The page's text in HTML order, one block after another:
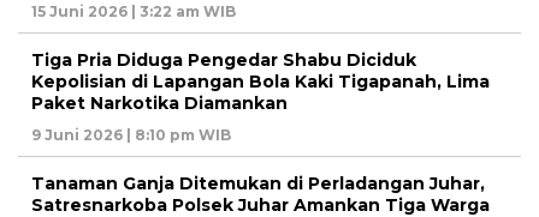
15 Juni 2026 | 3:22 am WIB
Tiga Pria Diduga Pengedar Shabu Diciduk
Kepolisian di Lapangan Bola Kaki Tigapanah, Lima
Paket Narkotika Diamankan
9 Juni 2026 | 8:10 pm WIB
Tanaman Ganja Ditemukan di Perladangan Juhar,
Satresnarkoba Polsek Juhar Amankan Tiga Warga